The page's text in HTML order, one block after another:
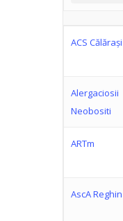
ACS Călărași
Alergaciosii
Neobositi
ARTm
AscA Reghin